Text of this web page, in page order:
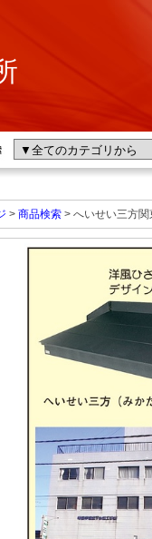
> 商品検索 > へいせい三方